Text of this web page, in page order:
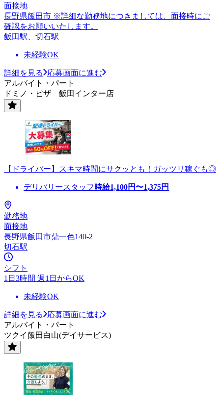
面接地
長野県飯田市 ※詳細な勤務地につきましては、面接時にご
確認をお願いいたします。
飯田駅、切石駅
未経験OK
詳細を見る
応募画面に進む
アルバイト・パート
ドミノ・ピザ 飯田インター店
【ドライバー】スキマ時間にサクッとも！ガッツリ稼ぐも◎
デリバリースタッフ 時給1,100円〜1,375円
勤務地
面接地
長野県飯田市鼎一色140-2
切石駅
シフト
1日3時間 週1日からOK
未経験OK
詳細を見る
応募画面に進む
アルバイト・パート
ツクイ飯田白山(デイサービス)